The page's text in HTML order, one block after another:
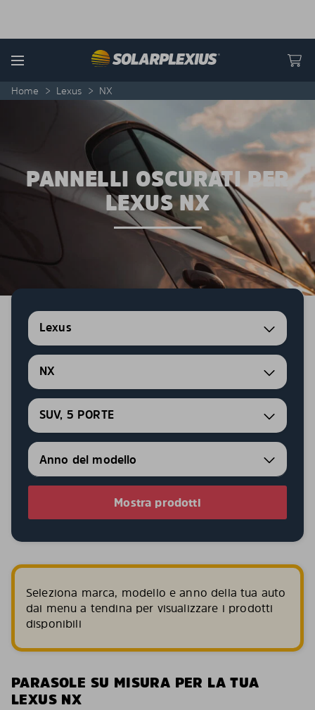
Menu
Home > Lexus > NX
PANNELLI OSCURATI PER
LEXUS NX
Lexus
NX
SUV, 5 PORTE
Mostra prodotti
Seleziona marca, modello e anno della tua auto
dai menu a tendina per visualizzare i prodotti
disponibili
PARASOLE SU MISURA PER LA TUA
LEXUS NX